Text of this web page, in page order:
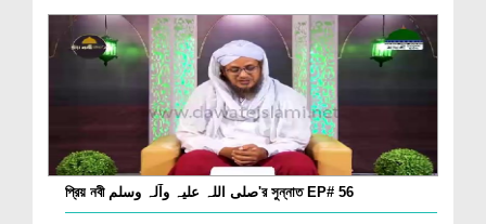
প্রিয় নবী صلی اللہ علیہ وآلہ وسلم'র সুন্নাত EP# 56